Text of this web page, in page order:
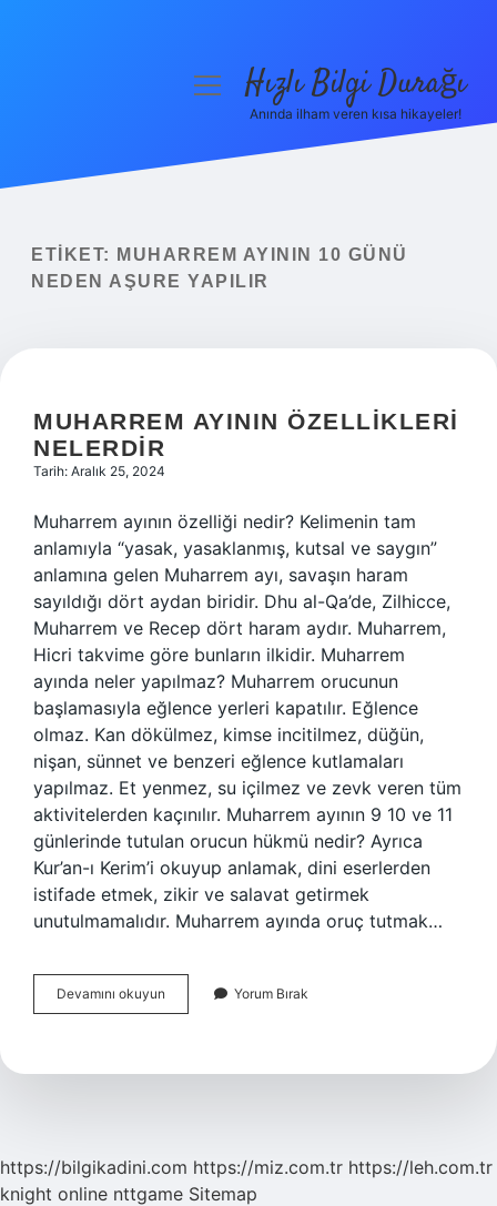
Yasal Uyarı
menüyüHızlı Bilgi Durağı
Anında ilham veren kısa hikayeler!
ETIKET:
MUHARREM AYININ 10 GÜNÜ
NEDEN AŞURE YAPILIR
MUHARREM AYININ ÖZELLIKLERI
NELERDIR
Tarih: Aralık 25, 2024
Muharrem ayının özelliği nedir? Kelimenin tam
anlamıyla “yasak, yasaklanmış, kutsal ve saygın”
anlamına gelen Muharrem ayı, savaşın haram
sayıldığı dört aydan biridir. Dhu al-Qa’de, Zilhicce,
Muharrem ve Recep dört haram aydır. Muharrem,
Hicri takvime göre bunların ilkidir. Muharrem
ayında neler yapılmaz? Muharrem orucunun
başlamasıyla eğlence yerleri kapatılır. Eğlence
olmaz. Kan dökülmez, kimse incitilmez, düğün,
nişan, sünnet ve benzeri eğlence kutlamaları
yapılmaz. Et yenmez, su içilmez ve zevk veren tüm
aktivitelerden kaçınılır. Muharrem ayının 9 10 ve 11
günlerinde tutulan orucun hükmü nedir? Ayrıca
Kur’an-ı Kerim’i okuyup anlamak, dini eserlerden
istifade etmek, zikir ve salavat getirmek
unutulmamalıdır. Muharrem ayında oruç tutmak…
Devamını okuyun Muharrem
Ayının
Yorum Bırak
https://bilgikadini.com https://miz.com.tr https://leh.com.tr
knight online nttgame Sitemap